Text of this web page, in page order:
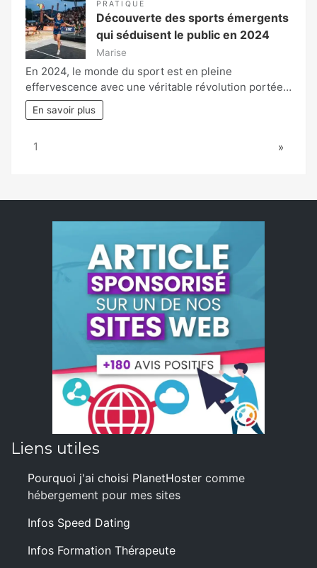
PRATIQUE
Découverte des sports émergents
qui séduisent le public en 2024
Marise
En 2024, le monde du sport est en pleine
effervescence avec une véritable révolution portée…
En savoir plus
Page:
1 Next
»
Liens utiles
Pourquoi j'ai choisi PlanetHoster comme
hébergement pour mes sites
Infos Speed Dating
Infos Formation Thérapeute